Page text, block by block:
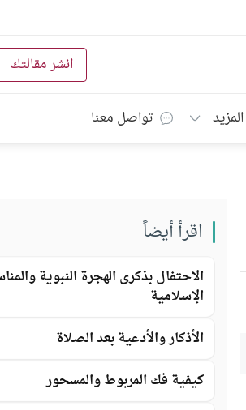
انشر مقالتك
المزيد تواصل معنا
اقرأ أيضاً
الاحتفال بذكرى الهجرة النبوية
الإسلامية
الأذكار والأدعية بعد الصلاة
كيفية فك المربوط والمسحور